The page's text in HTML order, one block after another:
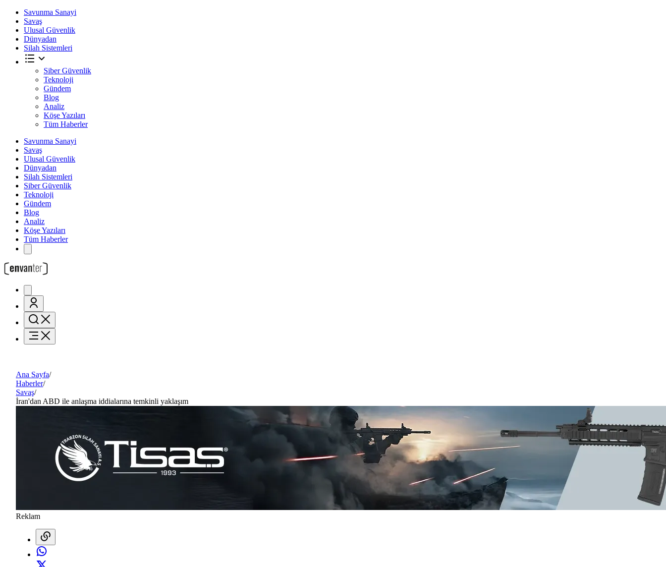
Savunma Sanayi
Savaş
Ulusal Güvenlik
Dünyadan
Silah Sistemleri
Siber Güvenlik
Teknoloji
Gündem
Blog
Analiz
Köşe Yazıları
Tüm Haberler
Savunma Sanayi
Savaş
Ulusal Güvenlik
Dünyadan
Silah Sistemleri
Siber Güvenlik
Teknoloji
Gündem
Blog
Analiz
Köşe Yazıları
Tüm Haberler
Ana Sayfa/
Haberler/
Savaş/
İran'dan ABD ile anlaşma iddialarına temkinli yaklaşım
Reklam